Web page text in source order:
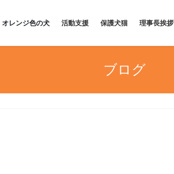
オレンジ色の犬 活動支援 保護犬猫 理事長挨拶
ブログ